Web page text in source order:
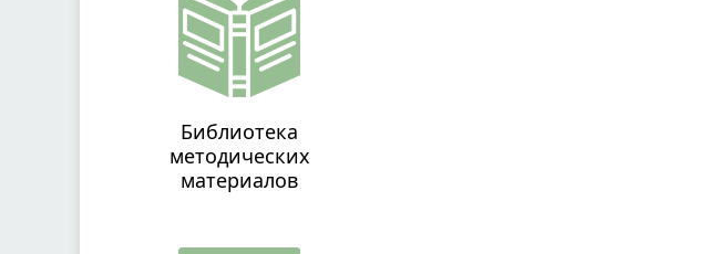
Библиотека
методических
материалов